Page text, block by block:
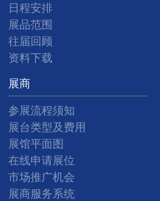
日程安排
展品范围
往届回顾
资料下载
展商
参展流程须知
展台类型及费用
展馆平面图
在线申请展位
市场推广机会
展商服务系统